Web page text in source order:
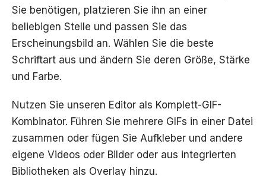
Sie benötigen, platzieren Sie ihn an einer
beliebigen Stelle und passen Sie das
Erscheinungsbild an. Wählen Sie die beste
Schriftart aus und ändern Sie deren Größe, Stärke
und Farbe.
Nutzen Sie unseren Editor als Komplett-GIF-
Kombinator. Führen Sie mehrere GIFs in einer Datei
zusammen oder fügen Sie Aufkleber und andere
eigene Videos oder Bilder oder aus integrierten
Bibliotheken als Overlay hinzu.